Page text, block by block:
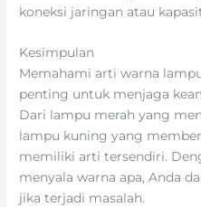
koneksi jaringan atau
Kesimpulan
Memahami arti warna
penting untuk menjaga
Dari lampu merah yang
lampu kuning yang
memiliki arti tersendiri.
menyala warna apa, Anda
jika terjadi masalah.